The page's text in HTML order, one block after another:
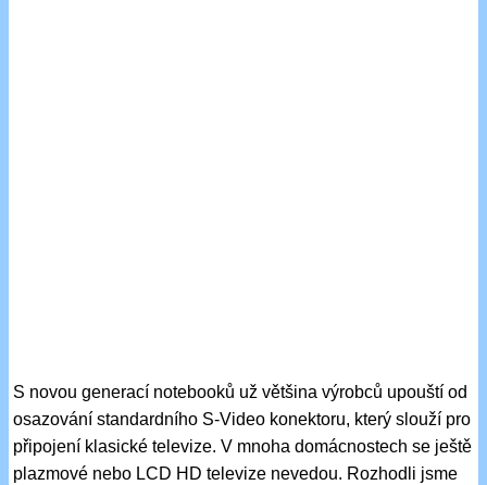
S novou generací notebooků už většina výrobců upouští od
osazování standardního S-Video konektoru, který slouží pro
připojení klasické televize. V mnoha domácnostech se ještě
plazmové nebo LCD HD televize nevedou. Rozhodli jsme